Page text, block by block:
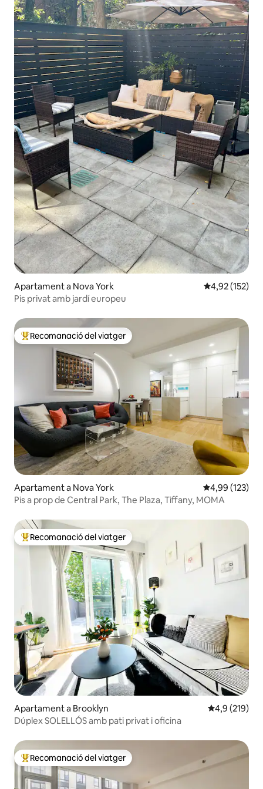
Apartament a Nova York 4,92 de
4,92 (152)
Pis privat amb jardí europeu
Principals recomanacions dels viatgers
Recomanació del viatger
Apartament a Nova York 4,99 de
4,99 (123)
Pis a prop de Central Park, The Plaza, Tiffany, MOMA
Principals recomanacions dels viatgers
Recomanació del viatger
Apartament a Brooklyn 4,9 de
4,9 (219)
Dúplex SOLELLÓS amb pati privat i oficina
Principals recomanacions dels viatgers
Recomanació del viatger